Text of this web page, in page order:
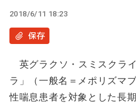
ツ
に
動
2018/6/11 18:23
保存
英グラクソ・スミスクラ
ラ」（一般名＝メポリズマ
性喘息患者を対象とした長